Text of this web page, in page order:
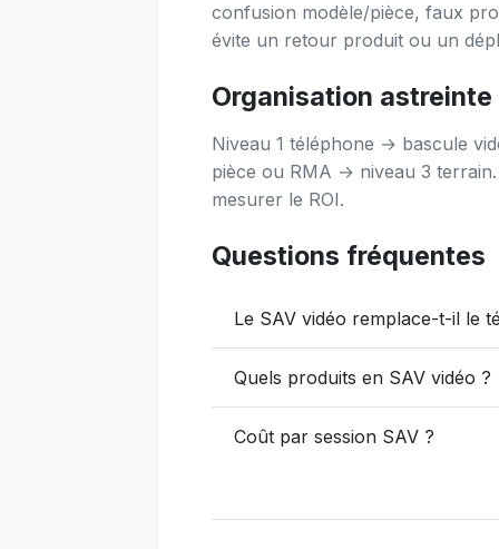
confusion modèle/pièce, faux
évite un retour produit ou un
Organisation astreinte
Niveau 1 téléphone → bascule
pièce ou RMA → niveau 3
mesurer le ROI.
Questions fréquentes
Le SAV vidéo remplace-t-il le
Quels produits en SAV vidéo ?
Coût par session SAV ?